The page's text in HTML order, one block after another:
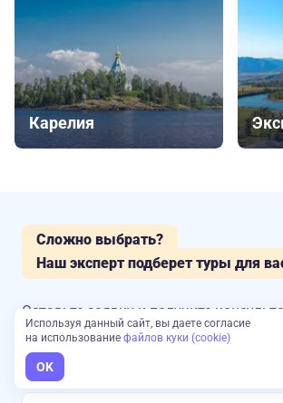
Карелия
Сложно выбрать?
Наш эксперт подберет туры для
Оставьте заявку и получите
подборку от экспертов Большой
Имя
Используя данный сайт, вы даете согласие
на использование файлов куки (cookie)
OK